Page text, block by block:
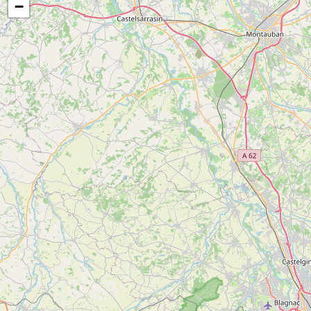
Gestion libre Accès Internet Wifi
Accès internet Wifi gratuit
Conforts
Matériel Bébé Lit 140 cm Lits superposés
Coin cuisine Draps compris Lave linge collectif
Réfrigérateur Sèche linge collectif Télévision
Balcon Canapé Micro-ondes
Séjour / Salle à manger Lit 90 cm Lit bébé
Chaise bébé Chambre familiale Baignoire bébé
Bouilloire
Vidéoprojecteur Paper board Ecran
Wifi dans la salle Tables Chaises
Tables rectangulaires Amphithéâtre
Personnel d'accueil
−